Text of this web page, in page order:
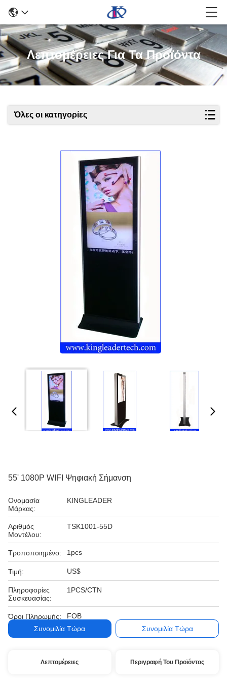
Λεπτομέρειες Για Τα Προϊόντα
Όλες οι κατηγορίες
55' 1080P WIFI Ψηφιακή Σήμανση
Ονομασία
Μάρκας:
KINGLEADER
Αριθμός
Μοντέλου:
TSK1001-55D
Τροποποιημένο: 1pcs
Τιμή: US$
Πληροφορίες
Συσκευασίας:
1PCS/CTN
Όροι Πληρωμής:
FOB
Συνομιλία Τώρα
Συνομιλία Τώρα
Λεπτομέρειες Περιγραφή Του Προϊόντος